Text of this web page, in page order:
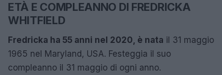
ETÀ E COMPLEANNO DI FREDRICKA
WHITFIELD
Fredricka ha 55 anni nel 2020, è nata il 31 maggio
1965 nel Maryland, USA. Festeggia il suo
compleanno il 31 maggio di ogni anno.